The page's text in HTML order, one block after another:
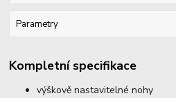
Parametry
Kompletní specifikace
výškově nastavitelné nohy